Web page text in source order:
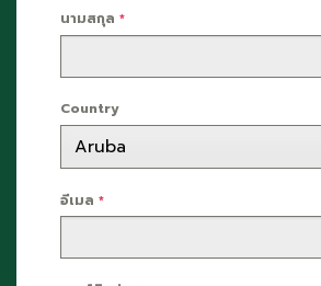
นามสกุล *
Country
อีเมล *